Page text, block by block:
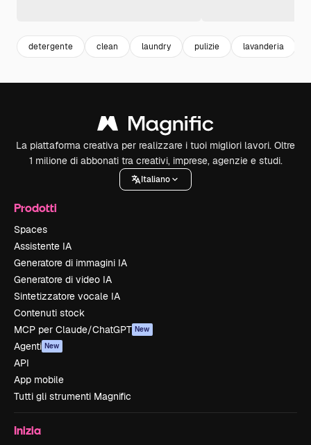
detergente clean laundry pulizie lavanderia
La piattaforma creativa per realizzare i tuoi migliori lavori. Oltre
1 milione di abbonati tra creativi, imprese, agenzie e studi.
Italiano
Prodotti
Spaces
Assistente IA
Generatore di immagini IA
Generatore di video IA
Sintetizzatore vocale IA
Contenuti stock
MCP per Claude/ChatGPT New
Agenti New
API
App mobile
Tutti gli strumenti Magnific
Inizia